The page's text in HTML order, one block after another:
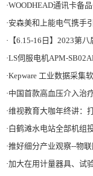
·WOODHEAD通讯卡备品备件
·安森美和上能电气携手引领可持续能源应
· 【6.15-16日】2023第
·LS伺服电机APM-
·Kepware 工业数据采集
·中国首款高血压介入治
·维视教育大咖年终讲：
·白鹤滩水电站全部机组投产发电 世界最大清
·推好细分产业观察--物联网：2026年中
·加大在用计量器具、试验检测设备的自动化